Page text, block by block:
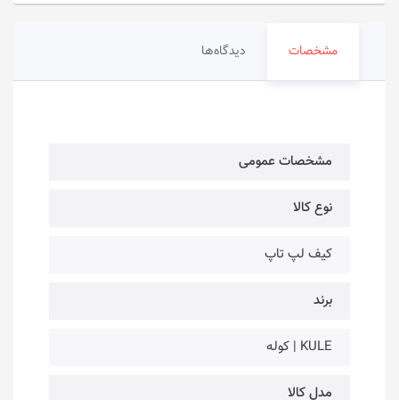
مشخصات دیدگاه‌ها
مشخصات عمومی
نوع کالا
کیف لپ تاپ
برند
KULE | کوله
مدل کالا